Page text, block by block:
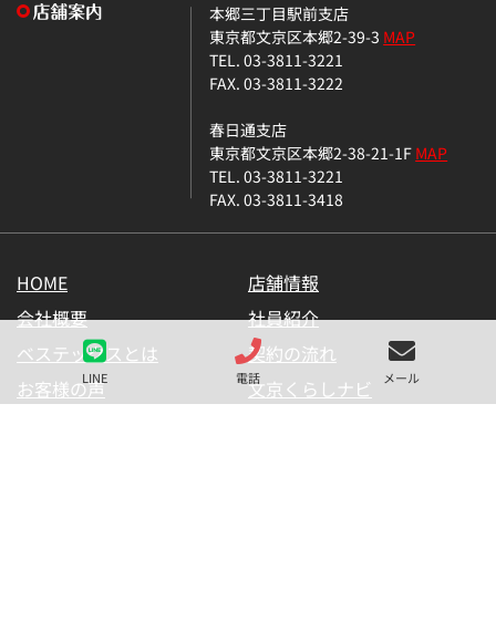
LINE 電話 メール
本郷三丁目駅前支店
東京都文京区本郷2-39-3 MAP
TEL. 03-3811-3221
FAX. 03-3811-3222
春日通支店
東京都文京区本郷2-38-21-1FMAP
TEL. 03-3811-3221
FAX. 03-3811-3418
HOME
店舗情報
会社概要
社員紹介
ベステックスとは
契約の流れ
お客様の声
文京くらしナビ